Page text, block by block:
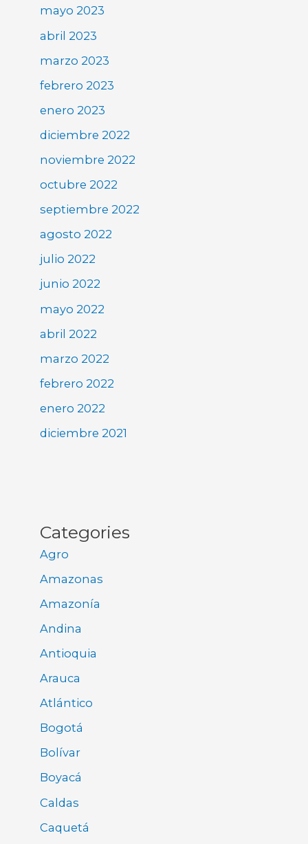
mayo 2023
abril 2023
marzo 2023
febrero 2023
enero 2023
diciembre 2022
noviembre 2022
octubre 2022
septiembre 2022
agosto 2022
julio 2022
junio 2022
mayo 2022
abril 2022
marzo 2022
febrero 2022
enero 2022
diciembre 2021
Categories
Agro
Amazonas
Amazonía
Andina
Antioquia
Arauca
Atlántico
Bogotá
Bolívar
Boyacá
Caldas
Caquetá